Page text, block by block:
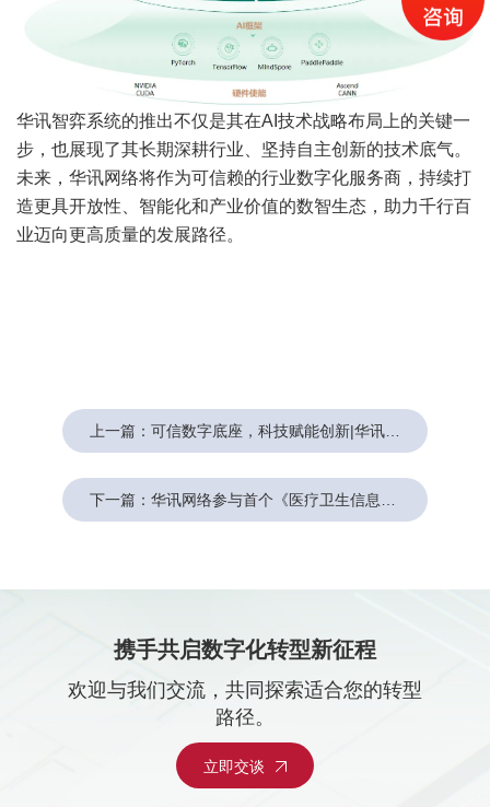
华讯智弈系统的推出不仅是其在AI技术战略布局上的关键一
步，也展现了其长期深耕行业、坚持自主创新的技术底气。
未来，华讯网络将作为可信赖的行业数字化服务商，持续打
造更具开放性、智能化和产业价值的数智生态，助力千行百
业迈向更高质量的发展路径。
上一篇：可信数字底座，科技赋能创新|华讯网络亮相CHIMA2025，共筑智慧医疗新生态
携手共启数字化转型新征程
欢迎与我们交流，共同探索适合您的转型
路径。
立即交谈